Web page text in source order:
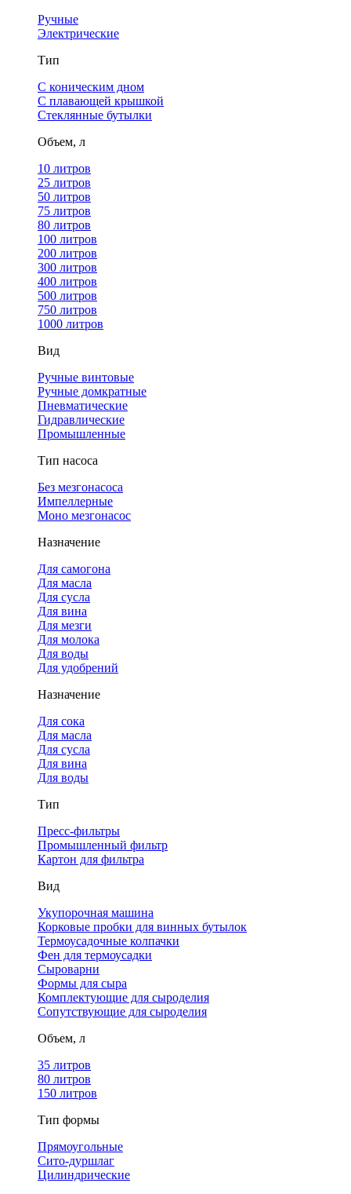
Ручные
Электрические
Тип
С коническим дном
С плавающей крышкой
Стеклянные бутылки
Объем, л
10 литров
25 литров
50 литров
75 литров
80 литров
100 литров
200 литров
300 литров
400 литров
500 литров
750 литров
1000 литров
Вид
Ручные винтовые
Ручные домкратные
Пневматические
Гидравлические
Промышленные
Тип насоса
Без мезгонасоса
Импеллерные
Моно мезгонасос
Назначение
Для самогона
Для масла
Для сусла
Для вина
Для мезги
Для молока
Для воды
Для удобрений
Назначение
Для сока
Для масла
Для сусла
Для вина
Для воды
Тип
Пресс-фильтры
Промышленный фильтр
Картон для фильтра
Вид
Укупорочная машина
Корковые пробки для винных бутылок
Термоусадочные колпачки
Фен для термоусадки
Сыроварни
Формы для сыра
Комплектующие для сыроделия
Сопутствующие для сыроделия
Объем, л
35 литров
80 литров
150 литров
Тип формы
Прямоугольные
Сито-дуршлаг
Цилиндрические